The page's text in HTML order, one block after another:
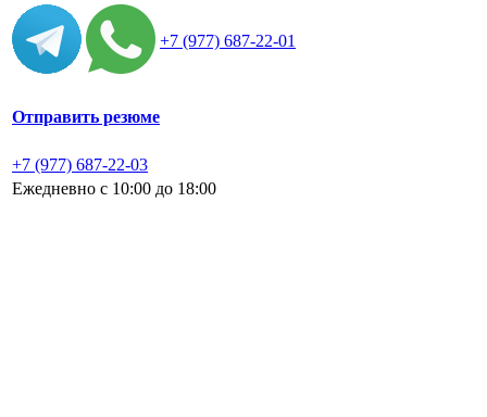
+7 (977) 687-22-01
Отправить резюме
+7 (977) 687-22-03
Ежедневно с 10:00 до 18:00